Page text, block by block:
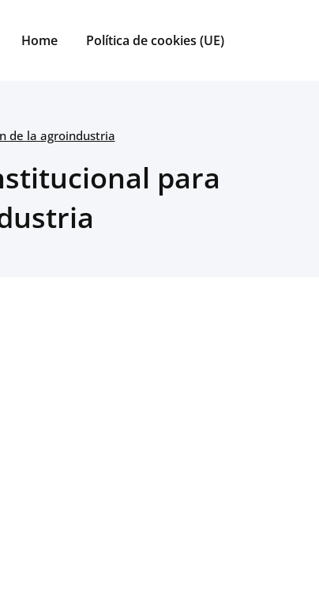
Home Política de cookies (UE)
de la agroindustria
para